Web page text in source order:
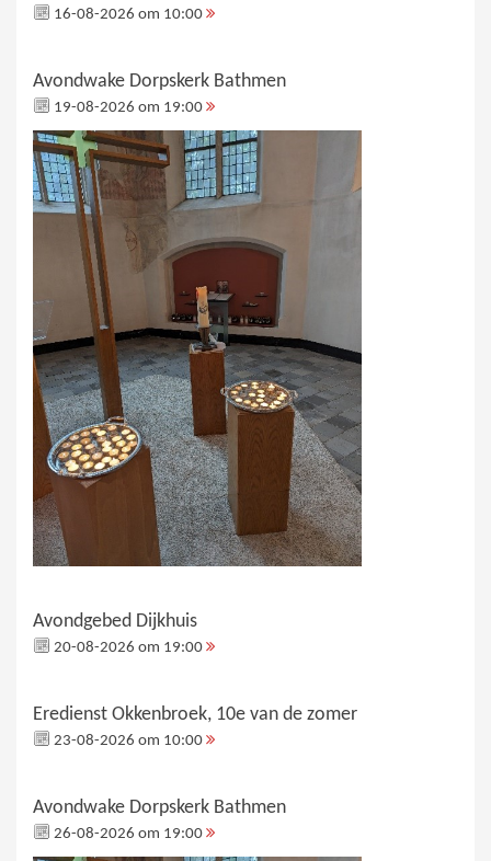
16-08-2026 om 10:00
Avondwake Dorpskerk Bathmen
19-08-2026 om 19:00
Avondgebed Dijkhuis
20-08-2026 om 19:00
Eredienst Okkenbroek, 10e van de zomer
23-08-2026 om 10:00
Avondwake Dorpskerk Bathmen
26-08-2026 om 19:00